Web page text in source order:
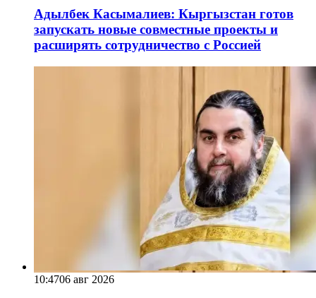
Адылбек Касымалиев: Кыргызстан готов
запускать новые совместные проекты и
расширять сотрудничество с Россией
10:4706 авг 2026